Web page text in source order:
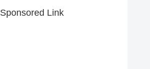
Sponsored Link